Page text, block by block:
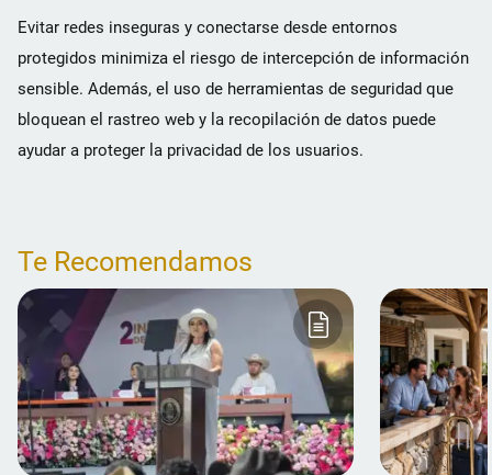
Evitar redes inseguras y conectarse desde entornos
protegidos minimiza el riesgo de intercepción de información
sensible. Además, el uso de herramientas de seguridad que
bloquean el rastreo web y la recopilación de datos puede
ayudar a proteger la privacidad de los usuarios.
Te Recomendamos